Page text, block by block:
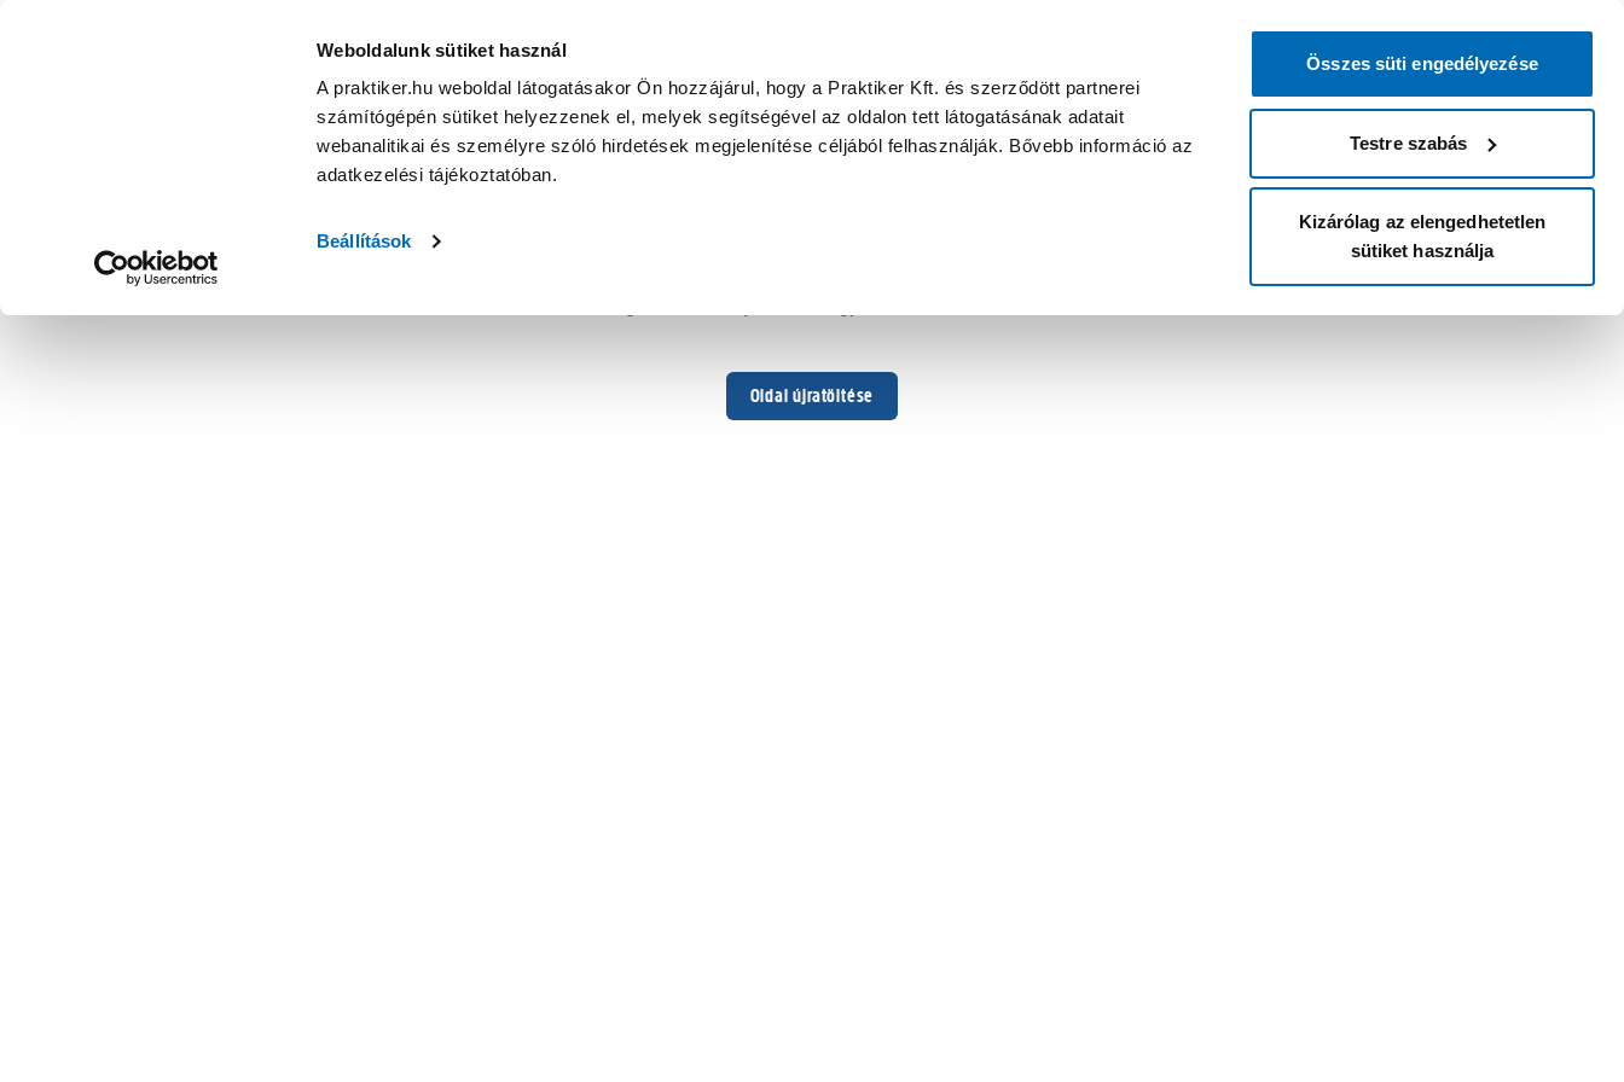
Weboldalunk sütiket használ
A praktiker.hu weboldal látogatásakor Ön hozzájárul, hogy a Praktiker Kft. és szerződött partnerei
számítógépén sütiket helyezzenek el, melyek segítségével az oldalon tett látogatásának adatait
webanalitikai és személyre szóló hirdetések megjelenítése céljából felhasználják. Bővebb információ az
adatkezelési tájékoztatóban.
Beállítások
Összes süti engedélyezése
Testre szabás
Kizárólag az elengedhetetlen
sütiket használja
Oldal újratöltése